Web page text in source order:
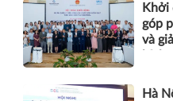
Khởi
góp
và
Hà